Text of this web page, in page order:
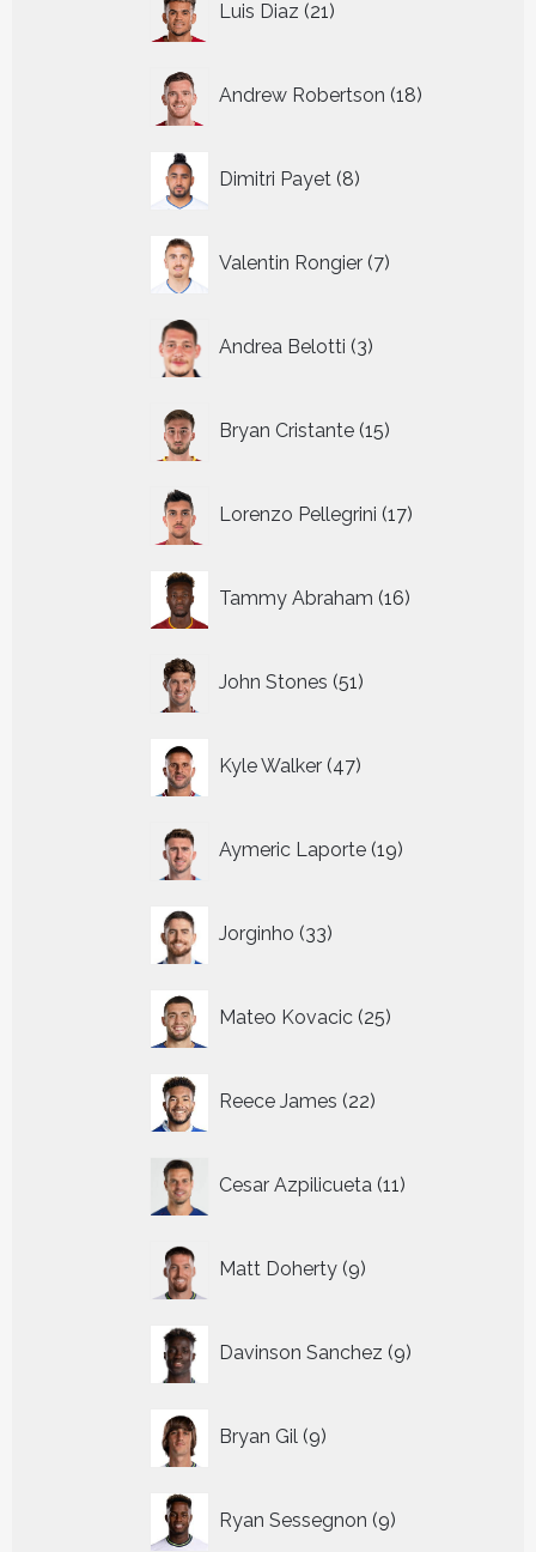
Luis Diaz 21
producten
Andrew Robertson 18
producten
Dimitri Payet 8
producten
Valentin Rongier 7
producten
Andrea Belotti 3
producten
Bryan Cristante 15
producten
Lorenzo Pellegrini 17
producten
Tammy Abraham 16
producten
John Stones 51
producten
Kyle Walker 47
producten
Aymeric Laporte 19
producten
Jorginho 33
producten
Mateo Kovacic 25
producten
Reece James 22
producten
Cesar Azpilicueta 11
producten
Matt Doherty 9
producten
Davinson Sanchez 9
producten
Bryan Gil 9
producten
Ryan Sessegnon 9
producten